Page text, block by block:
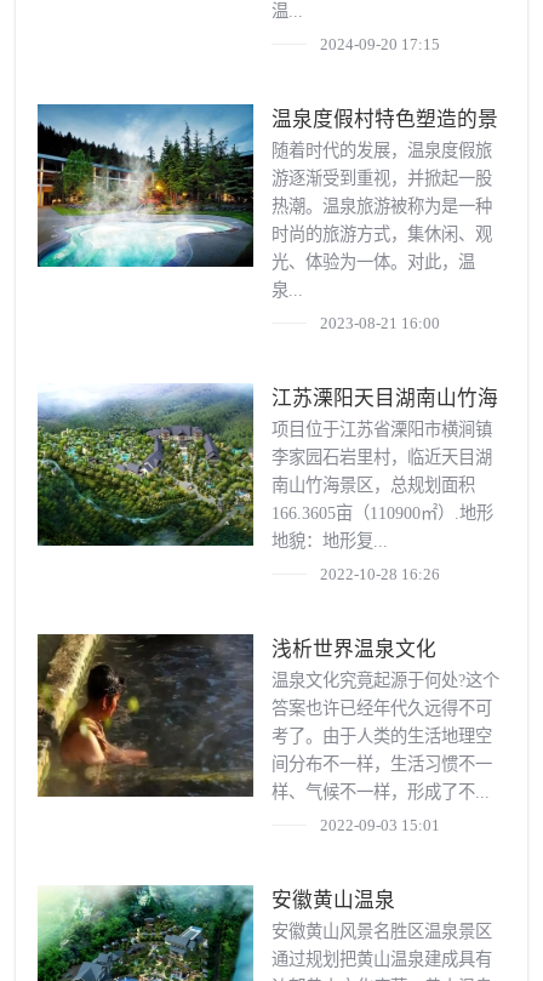
温...
2024-09-20 17:15
温泉度假村特色塑造的景
观设计途径研究
随着时代的发展，温泉度假旅
游逐渐受到重视，并掀起一股
热潮。温泉旅游被称为是一种
时尚的旅游方式，集休闲、观
光、体验为一体。对此，温
泉...
2023-08-21 16:00
江苏溧阳天目湖南山竹海
温泉村
项目位于江苏省溧阳市横涧镇
李家园石岩里村，临近天目湖
南山竹海景区，总规划面积
166.3605亩（110900㎡）.地形
地貌：地形复...
2022-10-28 16:26
浅析世界温泉文化
温泉文化究竟起源于何处?这个
答案也许已经年代久远得不可
考了。由于人类的生活地理空
间分布不一样，生活习惯不一
样、气候不一样，形成了不...
2022-09-03 15:01
安徽黄山温泉
安徽黄山风景名胜区温泉景区
通过规划把黄山温泉建成具有